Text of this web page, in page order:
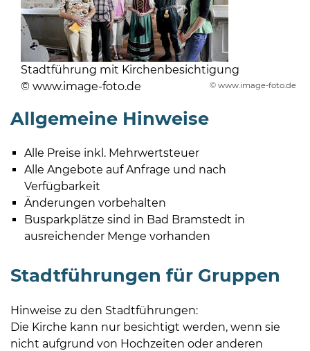
© www.image-foto.de
Stadtführung mit Kirchenbesichtigung
© www.image-foto.de
Allgemeine Hinweise
Alle Preise inkl. Mehrwertsteuer
Alle Angebote auf Anfrage und nach
Verfügbarkeit
Änderungen vorbehalten
Busparkplätze sind in Bad Bramstedt in
ausreichender Menge vorhanden
Stadtführungen für Gruppen
Hinweise zu den Stadtführungen:
Die Kirche kann nur besichtigt werden, wenn sie
nicht aufgrund von Hochzeiten oder anderen